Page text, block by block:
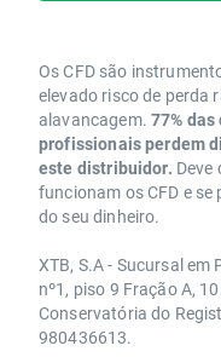
Os CFD são
elevado risco de perda
alavancagem. 77%
profissionais perdem
este distribuidor. Deve
funcionam os CFD e
do seu dinheiro.
XTB, S.A - Sucursal
nº1, piso 9 Fração A,
Conservatória do
980436613.